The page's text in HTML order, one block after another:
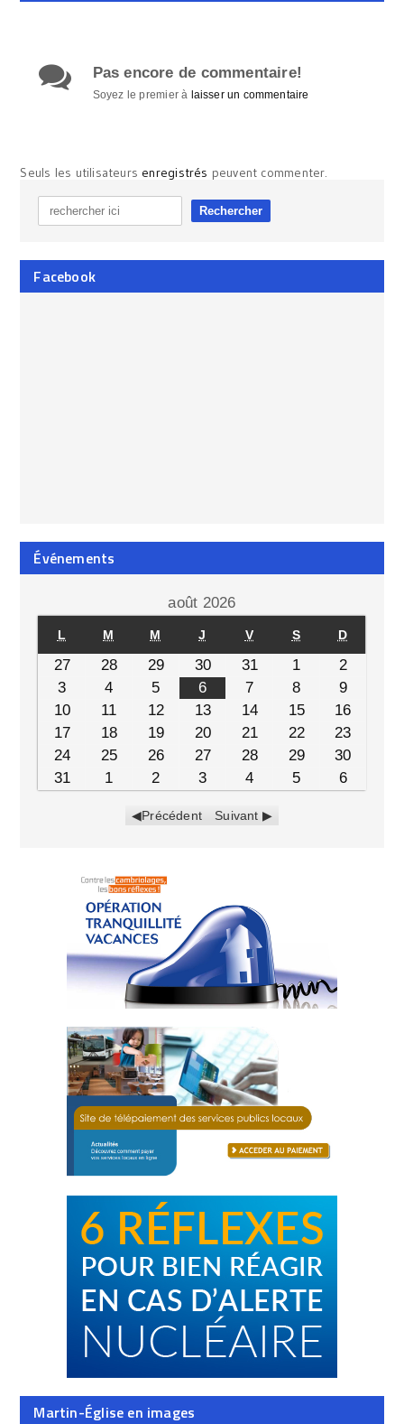
Pas encore de commentaire!
Soyez le premier à laisser un commentaire
Seuls les utilisateurs enregistrés peuvent commenter.
Facebook
Événements
août 2026
L M M J V S D
27 28 29 30 31 1
2
3
4 5 6 7 8
9
10
11 12 13 14 15
16
17
18 19 20 21 22
23
24
25 26 27 28 29
30
31
1 2 3 4 5 6
Précédent Suivant
Martin-Église en images